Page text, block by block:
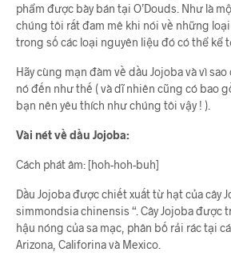
phẩm được bày bán tại O’Douds. Như là
chúng tôi rất đam mê khi nói về những
trong số các loại nguyên liệu đó có thể kể
Hãy cùng mạn đàm về dầu Jojoba và vì
nó đến như thế ( và dĩ nhiên cũng có bao
bạn nên yêu thích như chúng tôi vậy ! ).
Vài nét về dầu Jojoba:
Cách phát âm: [hoh-hoh-buh]
Dầu Jojoba được chiết xuất từ hạt của cây
simmondsia chinensis “. Cây Jojoba được
hậu nóng của sa mạc, phân bố rải rác tại
Arizona, Califorina và Mexico.